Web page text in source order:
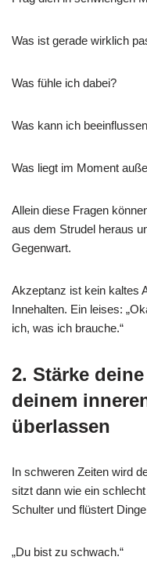
Was ist gerade wirklich
Was fühle ich dabei?
Was kann ich
Was liegt im Moment
Allein diese Fragen
aus dem Strudel heraus
Gegenwart.
Akzeptanz ist kein kaltes
Innehalten. Ein leises:
ich, was ich brauche.“
2. Stärke
deinem
überlassen
In schweren Zeiten wird
sitzt dann wie ein
Schulter und flüstert
„Du bist zu schwach.“